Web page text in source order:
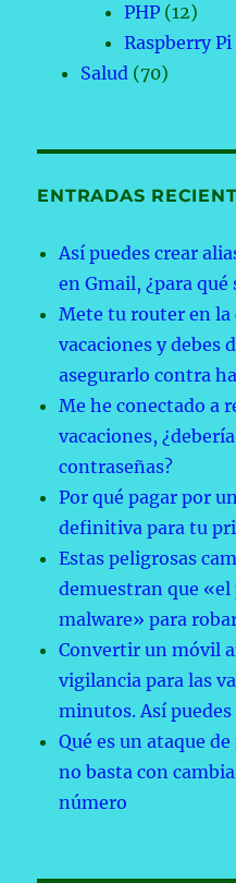
PHP (12)
Raspberry Pi
Salud (70)
ENTRADAS
Así puedes crear
en Gmail, ¿para qué
Mete tu router en la
vacaciones y debes
asegurarlo contra
Me he conectado a
vacaciones,
contraseñas?
Por qué pagar por
definitiva para tu
Estas peligrosas
demuestran que
malware» para
Convertir un móvil
vigilancia para las
minutos. Así
Qué es un ataque
no basta con
número